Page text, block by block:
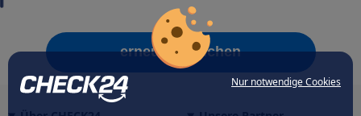
Nur notwendige Cookies
erneut versuchen